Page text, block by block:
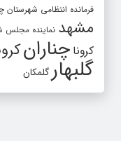
فرمانده انتظامی شهرستان
مشهد نماینده مجلس
کرونا چناران
گلبهارگلمکان